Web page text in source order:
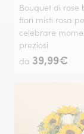
Bouquet di rose
fiori misti rosa
celebrare
preziosi
da 39,99€